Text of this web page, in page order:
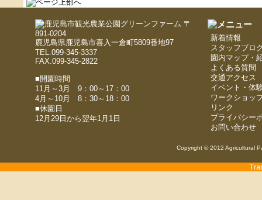
〒
891-0204
鹿児島県鹿児島市喜入一倉町5809番地97
TEL.099-345-3337
FAX.099-345-2822
■開園時間
11月～3月 9：00～17：00
4月～10月 8：30～18：00
■休園日
12月29日から翌年1月1日
新着情報
スタッフブロ
園内マップ・
よくある質問
交通アクセス
イベント・体
ワークショッ
リンク
プライバシー
お問い合わせ
Copyright © 2012 Agricultural